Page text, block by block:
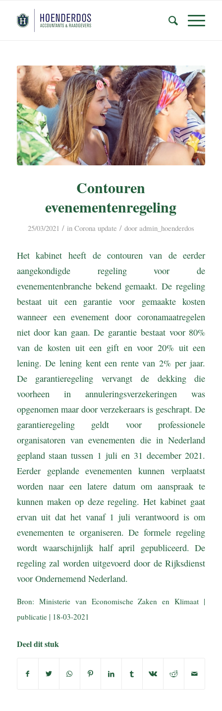
Contouren
evenementenregeling
25/03/2021 / in Corona update / door admin_hoenderdos
Het kabinet heeft de contouren van de eerder
aangekondigde regeling voor de
evenementenbranche bekend gemaakt. De regeling
bestaat uit een garantie voor gemaakte kosten
wanneer een evenement door coronamaatregelen
niet door kan gaan. De garantie bestaat voor 80%
van de kosten uit een gift en voor 20% uit een
lening. De lening kent een rente van 2% per jaar.
De garantieregeling vervangt de dekking die
voorheen in annuleringsverzekeringen was
opgenomen maar door verzekeraars is geschrapt. De
garantieregeling geldt voor professionele
organisatoren van evenementen die in Nederland
gepland staan tussen 1 juli en 31 december 2021.
Eerder geplande evenementen kunnen verplaatst
worden naar een latere datum om aanspraak te
kunnen maken op deze regeling. Het kabinet gaat
ervan uit dat het vanaf 1 juli verantwoord is om
evenementen te organiseren. De formele regeling
wordt waarschijnlijk half april gepubliceerd. De
regeling zal worden uitgevoerd door de Rijksdienst
voor Ondernemend Nederland.
Bron: Ministerie van Economische Zaken en Klimaat |
publicatie | 18-03-2021
Deel dit stuk